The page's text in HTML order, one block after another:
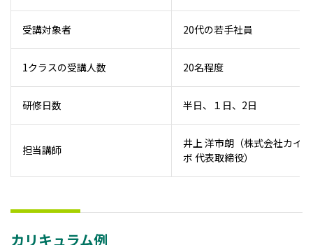
受講対象者 20代の若手社員
1クラスの受講人数 20名程度
研修日数 半日、１日、2日
担当講師
井上 洋市朗（株式会社カイラ
ボ 代表取締役）
カリキュラム例